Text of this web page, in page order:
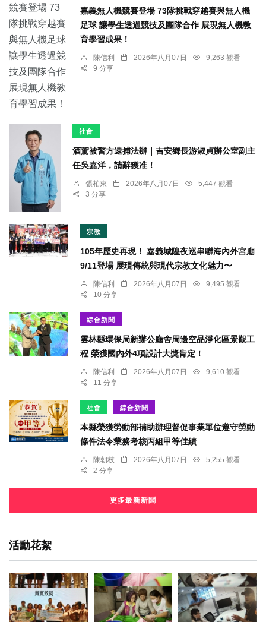
嘉義無人機競賽登場 73隊挑戰穿越賽與無人機
足球 讓學生透過競技及團隊合作 展現無人機教
育學習成果！
陳信利 2026年八月07日
9,263 觀看
9 分享
社會
酒駕被警方逮捕法辦｜吉安鄉長游淑貞辦公室副主
任吳嘉洋，請辭獲准！
張柏東 2026年八月07日
5,447 觀看
3 分享
宗教
105年歷史再現！ 嘉義城隍夜巡串聯海內外宮廟
9/11登場 展現傳統與現代宗教文化魅力〜
陳信利 2026年八月07日
9,495 觀看
10 分享
綜合新聞
雲林縣環保局新辦公廳舍周邊空品淨化區景觀工
程 榮獲國內外4項設計大獎肯定！
陳信利 2026年八月07日
9,610 觀看
11 分享
社會 綜合新聞
本縣榮獲勞動部補助辦理督促事業單位遵守勞動
條件法令業務考核丙組甲等佳績
陳朝枝 2026年八月07日
5,255 觀看
2 分享
更多最新新聞
活動花絮